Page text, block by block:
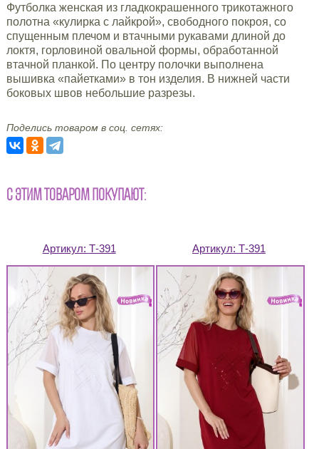
Футболка женская из гладкокрашенного трикотажного
полотна «кулирка с лайкрой», свободного покроя, со
спущенным плечом и втачными рукавами длиной до
локтя, горловиной овальной формы, обработанной
втачной планкой. По центру полочки выполнена
вышивка «пайетками» в тон изделия. В нижней части
боковых швов небольшие разрезы.
Поделись товаром в соц. сетях:
С ЭТИМ ТОВАРОМ ПОКУПАЮТ:
Артикул: Т-391 Артикул: Т-391